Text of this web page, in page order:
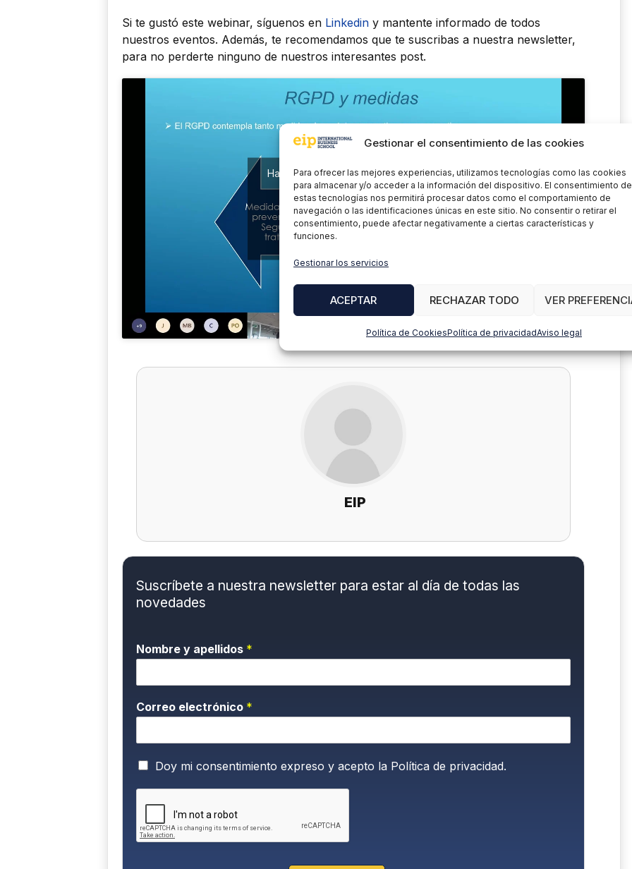
Gestionar el consentimiento de las cookies
Para ofrecer las mejores experiencias, utilizamos tecnologías como las cookies
para almacenar y/o acceder a la información del dispositivo. El consentimiento de
estas tecnologías nos permitirá procesar datos como el comportamiento de
navegación o las identificaciones únicas en este sitio. No consentir o retirar el
consentimiento, puede afectar negativamente a ciertas características y
funciones.
Gestionar los servicios
ACEPTAR RECHAZAR TODO VER
Política de CookiesPolítica de privacidadAviso legal
Si te gustó este webinar, síguenos en Linkedin y mantente informado de todos
nuestros eventos. Además, te recomendamos que te suscribas a nuestra newsletter,
para no perderte ninguno de nuestros interesantes post.
Haz clic en «Estoy de acuerdo» para
activar Youtube
Política de Cookies
ESTOY DE ACUERDO
EIP
Suscríbete a nuestra newsletter para estar al día de todas las
novedades
Nombre y apellidos *
Correo electrónico *
P
l
Doy mi consentimiento expreso y acepto la Política de privacidad.